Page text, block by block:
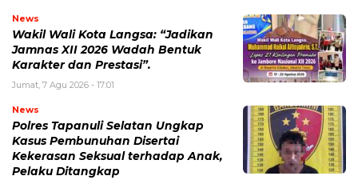
News
Wakil Wali Kota Langsa: “Jadikan
Jamnas XII 2026 Wadah Bentuk
Karakter dan Prestasi”.
Jumat, 7 Agu 2026 - 17:01
News
Polres Tapanuli Selatan Ungkap
Kasus Pembunuhan Disertai
Kekerasan Seksual terhadap Anak,
Pelaku Ditangkap